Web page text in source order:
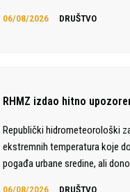
06/08/2026 DRUŠTVO
RHMZ izdao hitno
Republički hidrometeorološki
ekstremnih temperatura koje
pogađa urbane sredine, ali
06/08/2026 DRUŠTVO